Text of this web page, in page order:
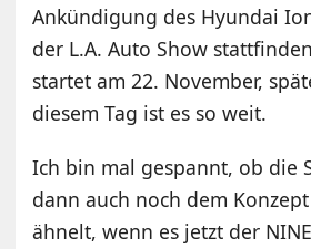
Ankündigung des Hyundai
der L.A. Auto Show
startet am 22. November,
diesem Tag ist es so weit.
Ich bin mal gespannt, ob die
dann auch noch dem Konzept
ähnelt, wenn es jetzt der